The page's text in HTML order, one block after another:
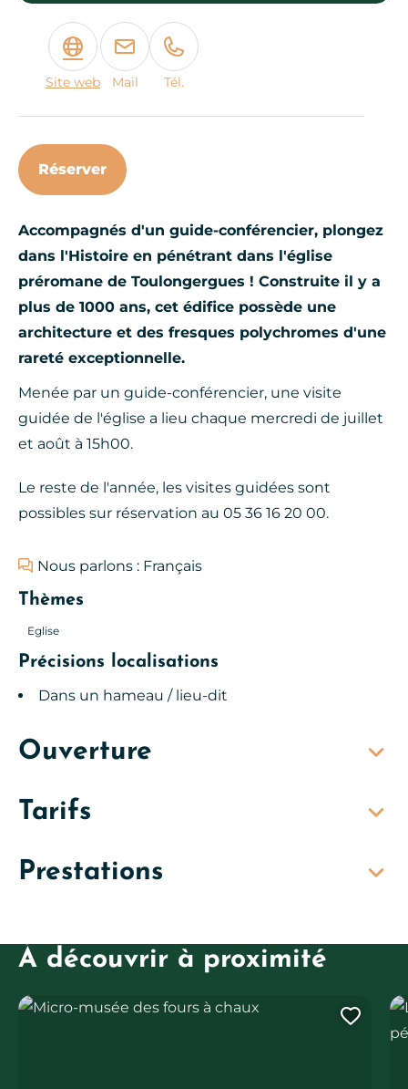
Accompagnés d'un guide-conférencier, plongez
dans l'Histoire en pénétrant dans l'église
préromane de Toulongergues ! Construite il y a
plus de 1000 ans, cet édifice possède une
architecture et des fresques polychromes d'une
rareté exceptionnelle.
Menée par un guide-conférencier, une visite
guidée de l'église a lieu chaque mercredi de juillet
et août à 15h00.
Le reste de l'année, les visites guidées sont
possibles sur réservation au 05 36 16 20 00.
Nous parlons : Français
Thèmes
Eglise
Précisions localisations
Dans un hameau / lieu-dit
Ouverture
Tarifs
Prestations
Site web Mail Tél.
Réserver
À découvrir à proximité
Micro-musée des fours à chaux